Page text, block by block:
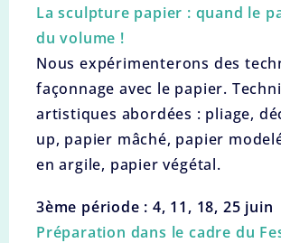
La sculpture papier : quand le
du volume !
Nous expérimenterons des
façonnage avec le papier.
artistiques abordées : pliage,
up, papier mâché, papier
en argile, papier végétal.
3ème période : 4, 11, 18, 25 juin
Préparation dans le cadre du